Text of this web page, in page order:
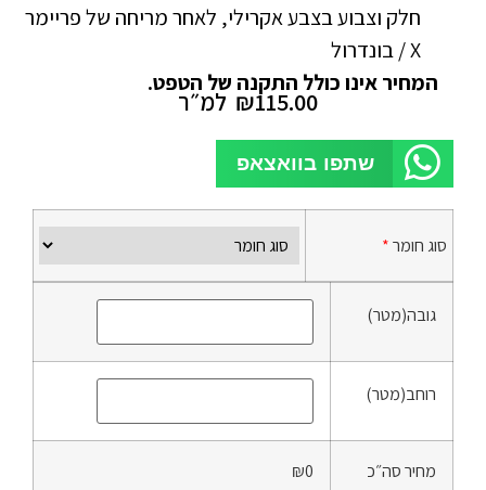
חלק וצבוע בצבע אקרילי, לאחר מריחה של פריימר
X / בונדרול
המחיר אינו כולל התקנה של הטפט.
₪115.00 למ״ר
שתפו בוואצאפ
סוג חומר*
גובה(מטר)
רוחב(מטר)
מחיר סה״כ ₪0